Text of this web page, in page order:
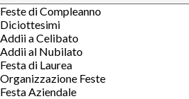
Feste di Compleanno
Diciottesimi
Addii a Celibato
Addii al Nubilato
Festa di Laurea
Organizzazione Feste
Festa Aziendale